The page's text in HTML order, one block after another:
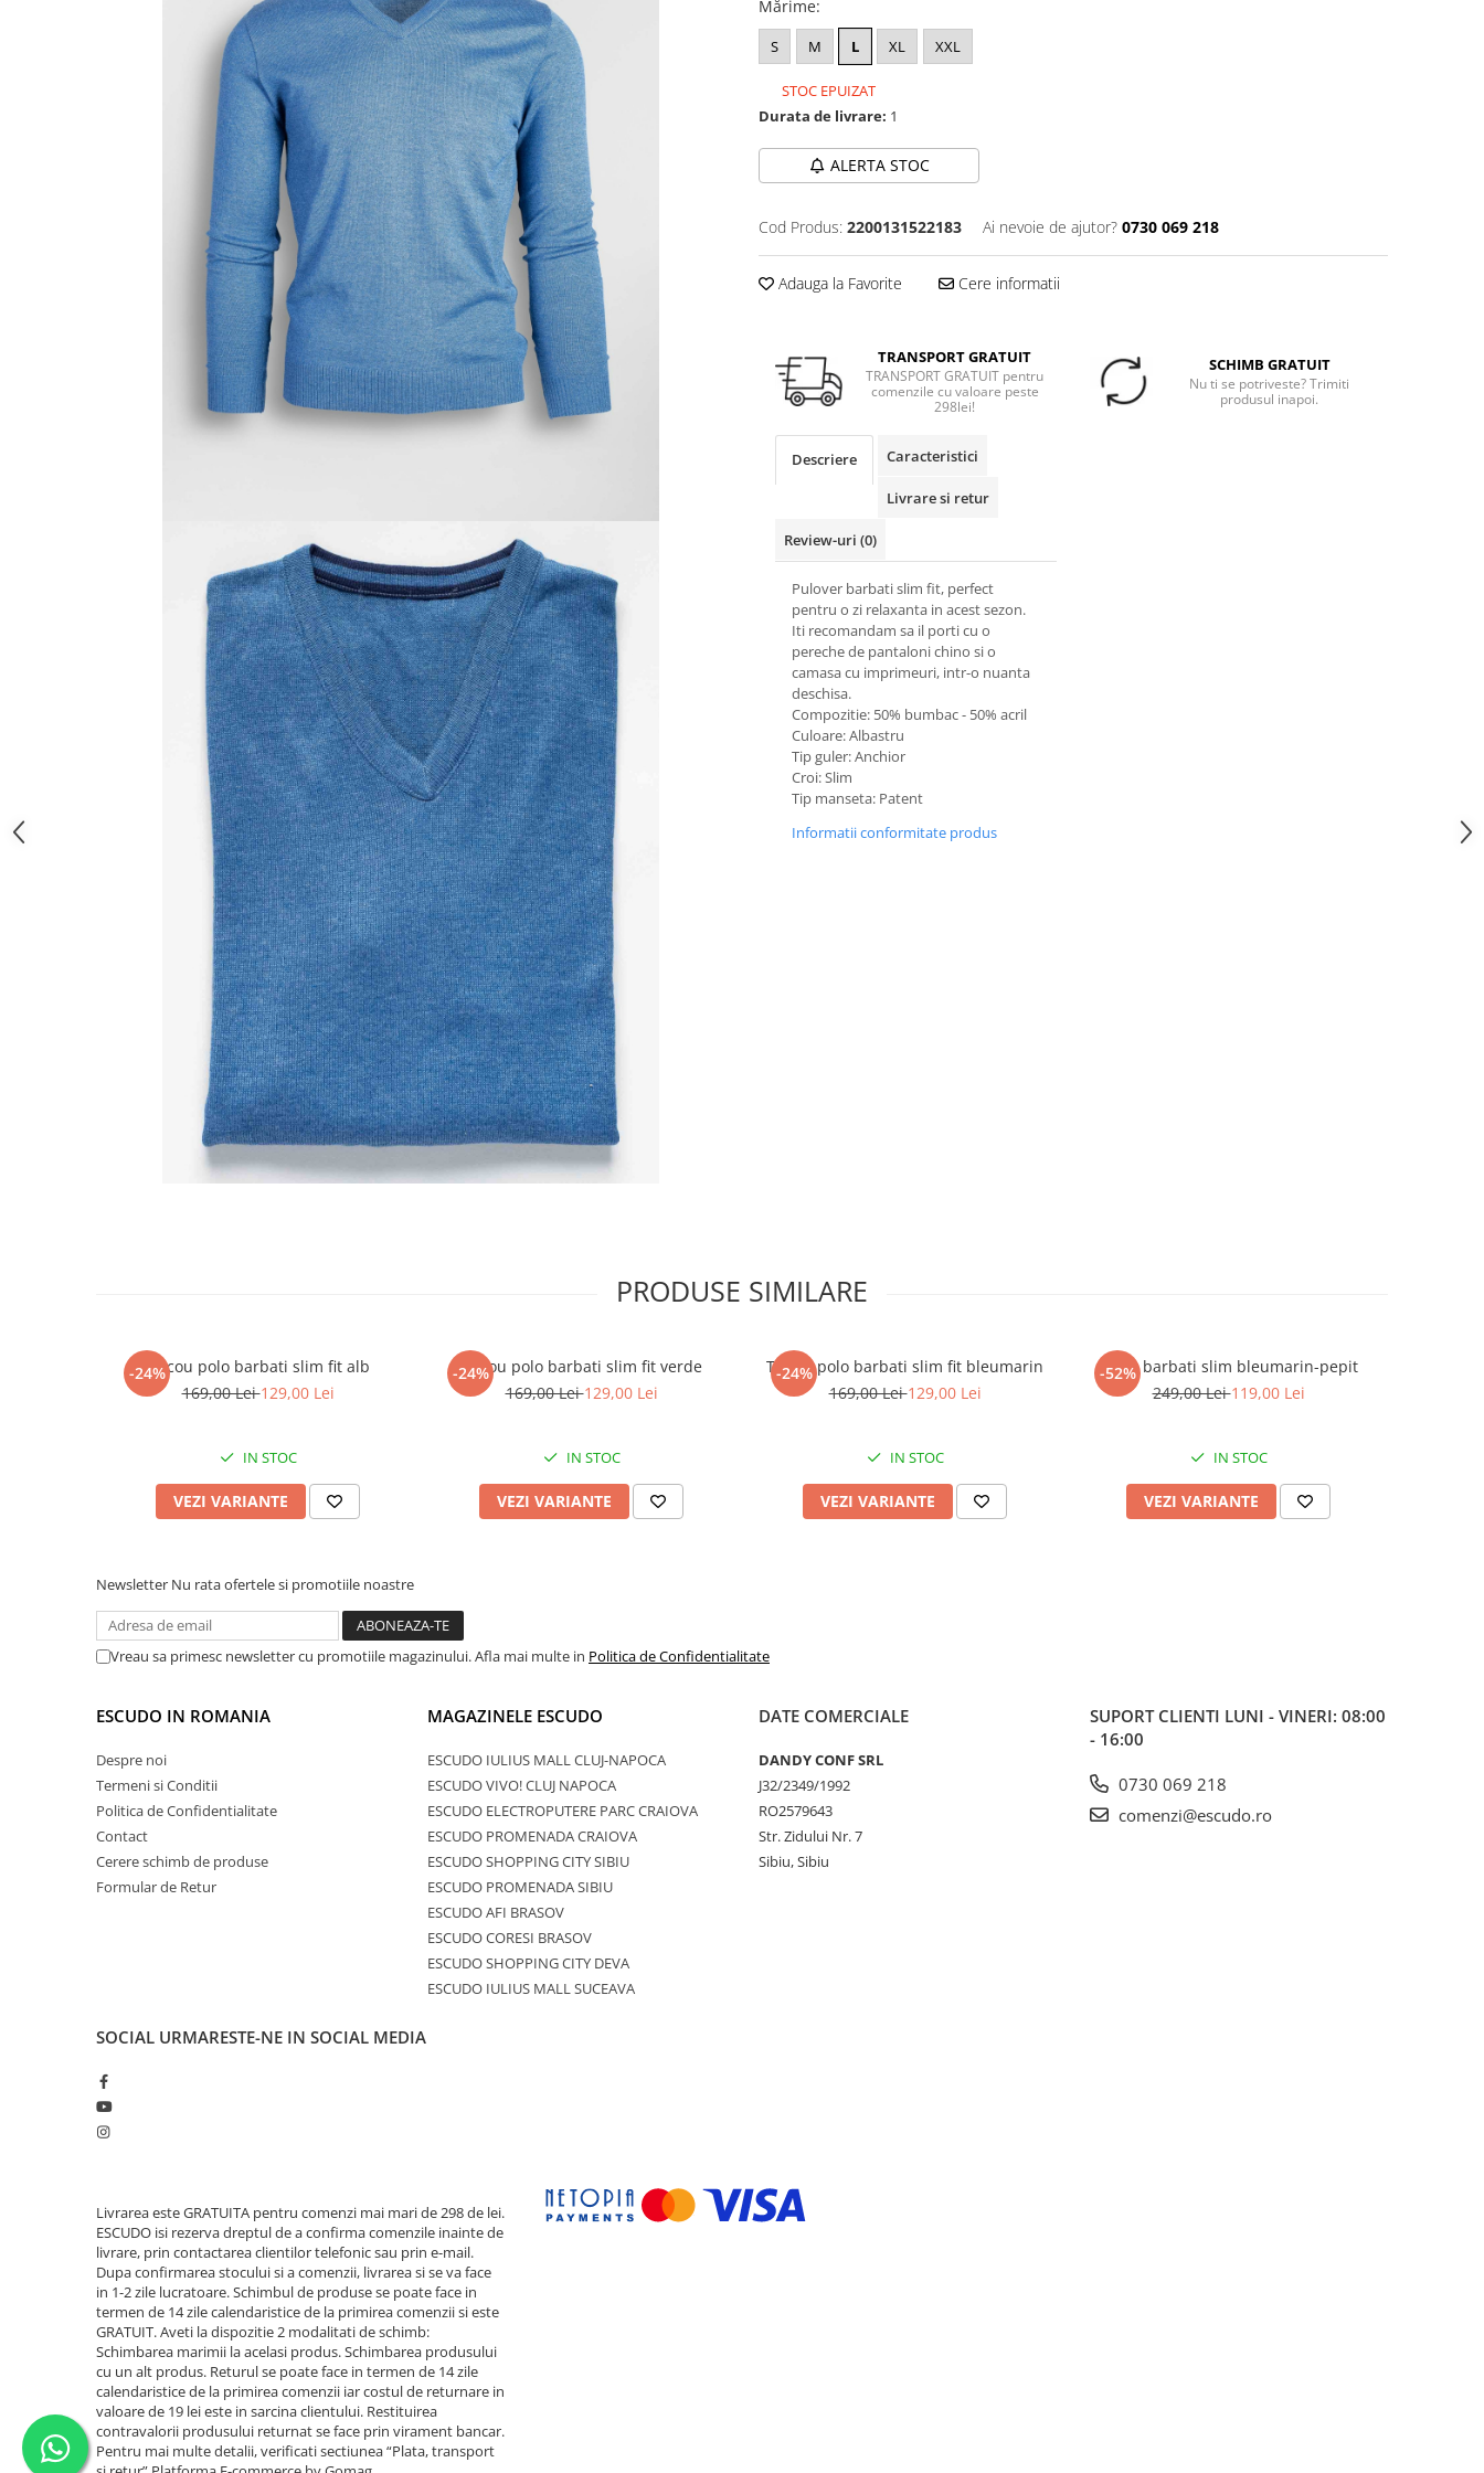
Mărime:
S M L XL XXL
STOC EPUIZAT
Durata de livrare: 1
ALERTA STOC
Cod Produs: 2200131522183 Ai nevoie de ajutor? 0730 069 218
Adauga la Favorite Cere informatii
TRANSPORT GRATUIT
TRANSPORT GRATUIT pentru
comenzile cu valoare peste
298lei!
SCHIMB GRATUIT
Nu ti se potriveste? Trimiti
produsul inapoi.
Descriere Caracteristici
Livrare si retur
Review-uri (0)
Pulover barbati slim fit, perfect
pentru o zi relaxanta in acest sezon.
Iti recomandam sa il porti cu o
pereche de pantaloni chino si o
camasa cu imprimeuri, intr-o nuanta
deschisa.
Compozitie: 50% bumbac - 50% acril
Culoare: Albastru
Tip guler: Anchior
Croi: Slim
Tip manseta: Patent
Informatii conformitate produs
PRODUSE SIMILARE
-24%Tricou polo barbati slim fit alb
169,00 Lei129,00 Lei
IN STOC
VEZI VARIANTE
-24%
Tricou polo barbati slim fit verde
169,00 Lei129,00 Lei
IN STOC
VEZI VARIANTE
-24%
Tricou polo barbati slim fit bleumarin
169,00 Lei129,00 Lei
IN STOC
VEZI VARIANTE
-52%
Vesta barbati slim bleumarin-pepit
249,00 Lei119,00 Lei
IN STOC
VEZI VARIANTE
Newsletter Nu rata ofertele si promotiile noastre
Vreau sa primesc newsletter cu promotiile magazinului. Afla mai multe in Politica de Confidentialitate
ESCUDO IN ROMANIA
Despre noi
Termeni si Conditii
Politica de Confidentialitate
Contact
Cerere schimb de produse
Formular de Retur
MAGAZINELE ESCUDO
ESCUDO IULIUS MALL CLUJ-NAPOCA
ESCUDO VIVO! CLUJ NAPOCA
ESCUDO ELECTROPUTERE PARC CRAIOVA
ESCUDO PROMENADA CRAIOVA
ESCUDO SHOPPING CITY SIBIU
ESCUDO PROMENADA SIBIU
ESCUDO AFI BRASOV
ESCUDO CORESI BRASOV
ESCUDO SHOPPING CITY DEVA
ESCUDO IULIUS MALL SUCEAVA
DATE COMERCIALE
DANDY CONF SRL
J32/2349/1992
RO2579643
Str. Zidului Nr. 7
Sibiu, Sibiu
SUPORT CLIENTI LUNI - VINERI: 08:00
- 16:00
0730 069 218
comenzi@escudo.ro
SOCIAL URMARESTE-NE IN SOCIAL MEDIA
Livrarea este GRATUITA pentru comenzi mai mari de 298 de lei.
ESCUDO isi rezerva dreptul de a confirma comenzile inainte de
livrare, prin contactarea clientilor telefonic sau prin e-mail.
Dupa confirmarea stocului si a comenzii, livrarea si se va face
in 1-2 zile lucratoare. Schimbul de produse se poate face in
termen de 14 zile calendaristice de la primirea comenzii si este
GRATUIT. Aveti la dispozitie 2 modalitati de schimb:
Schimbarea marimii la acelasi produs. Schimbarea produsului
cu un alt produs. Returul se poate face in termen de 14 zile
calendaristice de la primirea comenzii iar costul de returnare in
valoare de 19 lei este in sarcina clientului. Restituirea
contravalorii produsului returnat se face prin virament bancar.
Pentru mai multe detalii, verificati sectiunea “Plata, transport